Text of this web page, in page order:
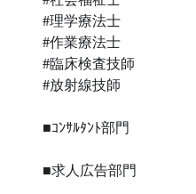
#理学療法士
#作業療法士
#臨床検査技師
#放射線技師
■ｺﾝｻﾙﾀﾝﾄ部門
■求人広告部門